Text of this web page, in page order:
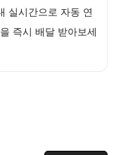
실시간으로 자동 연
즉시 배달 받아보세